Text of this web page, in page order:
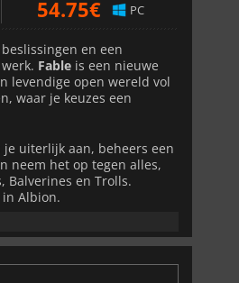
54.75€ PC
en een
Fable is een nieuwe
levendige open wereld vol
waar je keuzes een
uiterlijk aan, beheers een
neem het op tegen alles,
Balverines en Trolls.
Albion.
zwaard. Bouw een leven
of smid, romantiek na te
dat de mensen van Albion